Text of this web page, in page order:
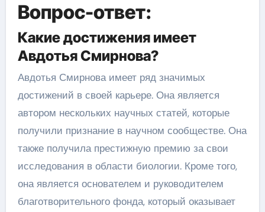
Вопрос-ответ:
Какие достижения имеет
Авдотья Смирнова?
Авдотья Смирнова имеет ряд значимых
достижений в своей карьере. Она является
автором нескольких научных статей, которые
получили признание в научном сообществе. Она
также получила престижную премию за свои
исследования в области биологии. Кроме того,
она является основателем и руководителем
благотворительного фонда, который оказывает